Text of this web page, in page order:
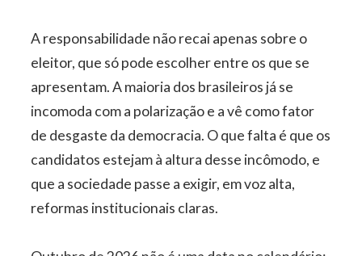
A responsabilidade não recai apenas sobre o
eleitor, que só pode escolher entre os que se
apresentam. A maioria dos brasileiros já se
incomoda com a polarização e a vê como fator
de desgaste da democracia. O que falta é que os
candidatos estejam à altura desse incômodo, e
que a sociedade passe a exigir, em voz alta,
reformas institucionais claras.